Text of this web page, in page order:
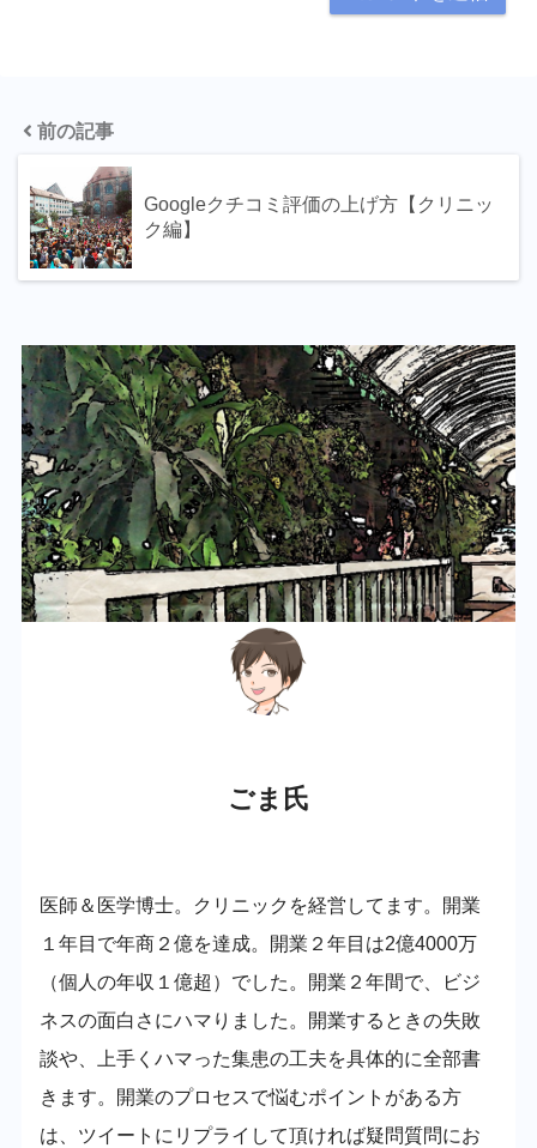
前の記事
Googleクチコミ評価の上げ方【クリニッ
ク編】
ごま氏
医師＆医学博士。クリニックを経営してます。開業
１年目で年商２億を達成。開業２年目は2億4000万
（個人の年収１億超）でした。開業２年間で、ビジ
ネスの面白さにハマりました。開業するときの失敗
談や、上手くハマった集患の工夫を具体的に全部書
きます。開業のプロセスで悩むポイントがある方
は、ツイートにリプライして頂ければ疑問質問にお